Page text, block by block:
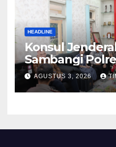
HEADLINE
Konsul
Sambangi
Pererat
AGUSTUS 3, 2026